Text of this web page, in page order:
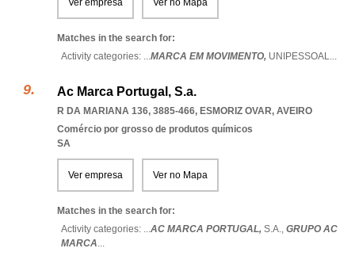
Ver empresa Ver no Mapa
Matches in the search for:
Activity categories: ...MARCA EM MOVIMENTO, UNIPESSOAL...
Ac Marca Portugal, S.a.
R DA MARIANA 136, 3885-466, ESMORIZ OVAR, AVEIRO
Comércio por grosso de produtos químicos
SA
Ver empresa Ver no Mapa
Matches in the search for:
Activity categories: ...AC MARCA PORTUGAL, S.A., GRUPO AC
MARCA...